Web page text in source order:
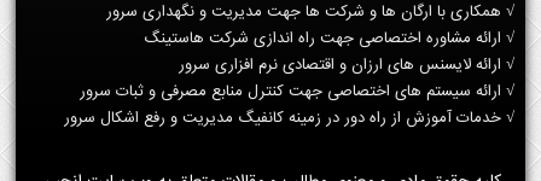
√ همکاری با ارگان ها و شرکت ها جهت مدیریت و نگهداری سرور
√ ارائه مشاوره اختصاصی جهت راه اندازی شرکت هاستینگ
√ ارائه لایسنس های ارزان و اقتصادی نرم افزاری سرور
√ ارائه سیستم های اختصاصی جهت کنترل منابع مصرفی و ثبات سرور
√ خدمات آموزش از راه دور در زمینه کانفیگ مدیریت و رفع اشکال سرور